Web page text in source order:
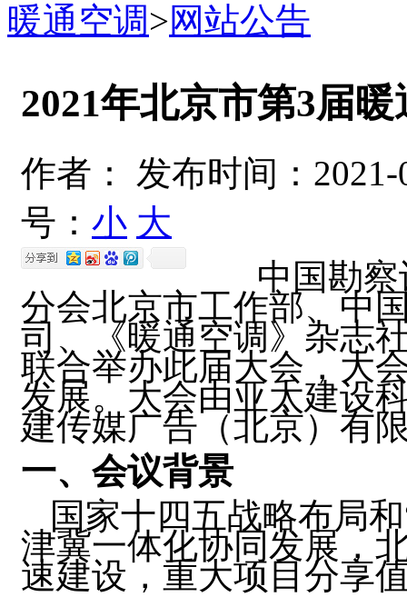
暖通空调>网站公告
2021年北京市第3届
作者：
发布时间：2021-
号： 小 大
中国勘察
分会北京市工作部、中
司、《暖通空调》杂志
联合举办此届大会，大
发展。大会由亚太建设
建传媒广告（北京）有
一、会议背景
国家十四五战略布局
津冀一体化协同发展，
速建设，重大项目分